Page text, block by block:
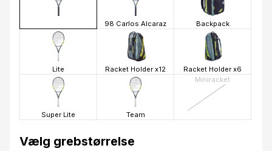
98 Carlos Alcaraz Backpack
Lite Racket Holder x12 Racket Holder x6
Super Lite Team
Miniracket
Vælg grebstørrelse